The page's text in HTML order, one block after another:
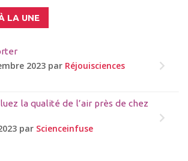
LA UNE
2023 par Réjouisciences
la qualité de l’air près de chez
par Scienceinfuse